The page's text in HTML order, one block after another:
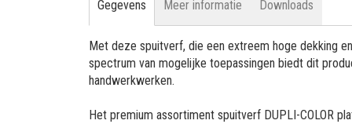
Gegevens
Met deze spuitverf, die een extreem hoge dekking
spectrum van mogelijke toepassingen biedt dit
handwerkwerken.
Het premium assortiment spuitverf DUPLI-COLOR
Meer informatie Downloads